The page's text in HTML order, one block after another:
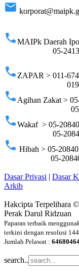
email
phoneMAIPk Daerah
05-
phone ZAPAR > 011-
019-400
phone Agihan Zakat >
05-
phoneWakaf > 05-
05-
phone Hibah > 05-
05-
Dasar Privasi | Dasar
Arkib
Hakcipta Terpelihara
Perak Darul Ridzuan
Paparan terbaik
terkini dengan resolusi
Jumlah Pelawat :
search..